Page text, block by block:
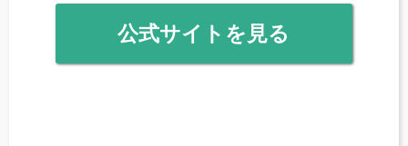
公式サイトを見る